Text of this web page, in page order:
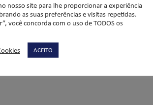
cheia de amor.
nosso site para lhe proporcionar a experiência
as suas preferências e visitas repetidas.
você concorda com o uso de TODOS os
ACEITO